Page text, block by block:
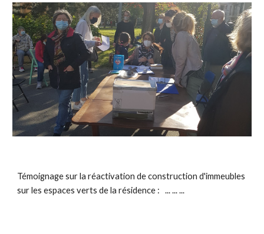
Témoignage sur la réactivation de construction d'immeubles
sur les espaces verts de la résidence : ... ... ...